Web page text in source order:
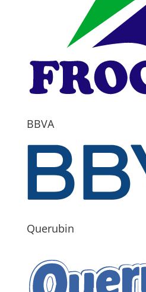
BBVA
Querubin